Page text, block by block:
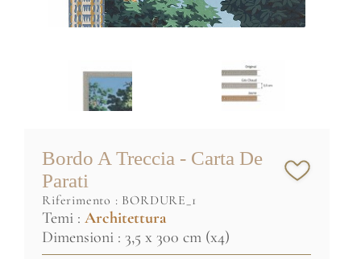
Bordo A Treccia - Carta De
Parati
riferimento : BORDURE_1
Temi :Architettura
Dimensioni : 3,5 x 300 cm (x4)